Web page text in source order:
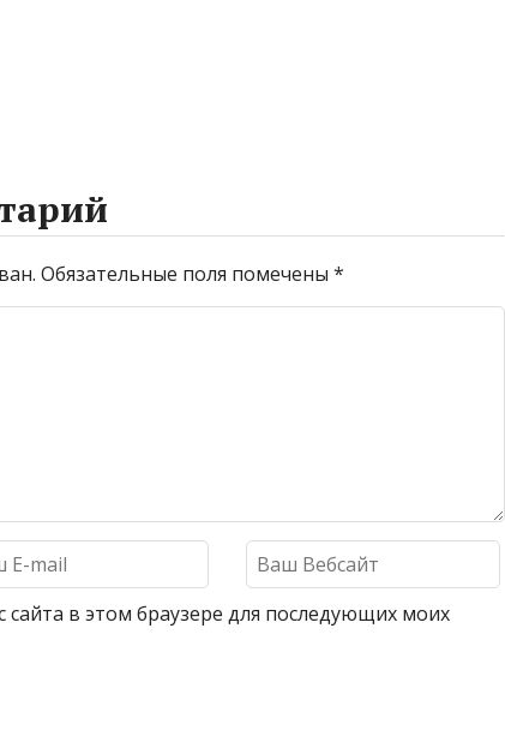
Обязательные поля помечены *
в этом браузере для последующих моих